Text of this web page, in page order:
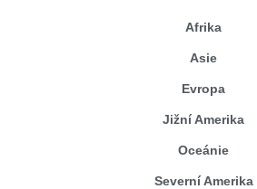
Afrika
Asie
Evropa
Jižní Amerika
Oceánie
Severní Amerika